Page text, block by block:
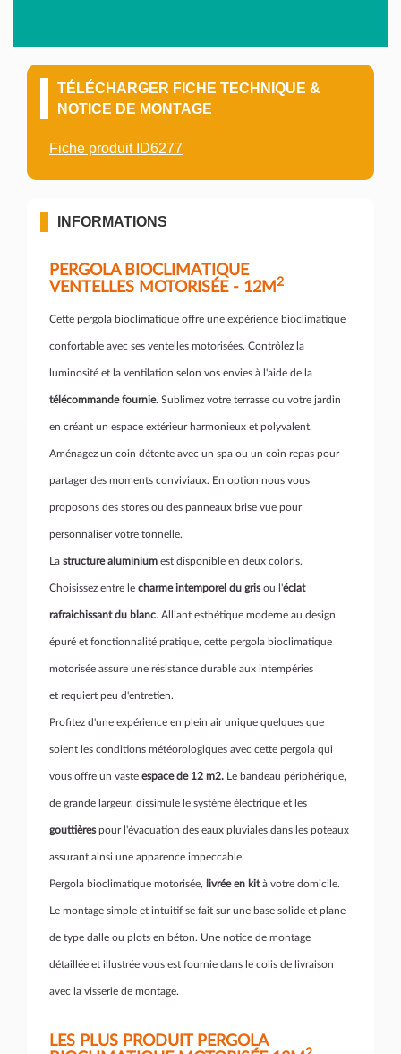
TÉLÉCHARGER FICHE TECHNIQUE &
NOTICE DE MONTAGE
Fiche produit ID6277
INFORMATIONS
PERGOLA BIOCLIMATIQUE
VENTELLES MOTORISÉE - 12M 2
Cette pergola bioclimatique offre une expérience bioclimatique
confortable avec ses ventelles motorisées. Contrôlez la
luminosité et la ventilation selon vos envies à l'aide de la
télécommande fournie. Sublimez votre terrasse ou votre jardin
en créant un espace extérieur harmonieux et polyvalent.
Aménagez un coin détente avec un spa ou un coin repas pour
partager des moments conviviaux. En option nous vous
proposons des stores ou des panneaux brise vue pour
personnaliser votre tonnelle.
La structure aluminium est disponible en deux coloris.
Choisissez entre le charme intemporel du grisou l'éclat
rafraichissant du blanc. Alliant esthétique moderne au design
épuré et fonctionnalité pratique, cette pergola bioclimatique
motorisée assure une résistance durable aux intempéries
et requiert peu d'entretien.
Profitez d'une expérience en plein air unique quelques que
soient les conditions météorologiques avec cette pergola qui
vous offre un vaste espace de 12 m2. Le bandeau périphérique,
de grande largeur, dissimule le système électrique et les
gouttièrespour l'évacuation des eaux pluviales dans les poteaux
assurant ainsi une apparence impeccable.
Pergola bioclimatique motorisée, livrée en kità votre domicile.
Le montage simple et intuitif se fait sur une base solide et plane
de type dalle ou plots en béton. Une notice de montage
détaillée et illustrée vous est fournie dans le colis de livraison
avec la visserie de montage.
LES PLUS PRODUIT PERGOLA